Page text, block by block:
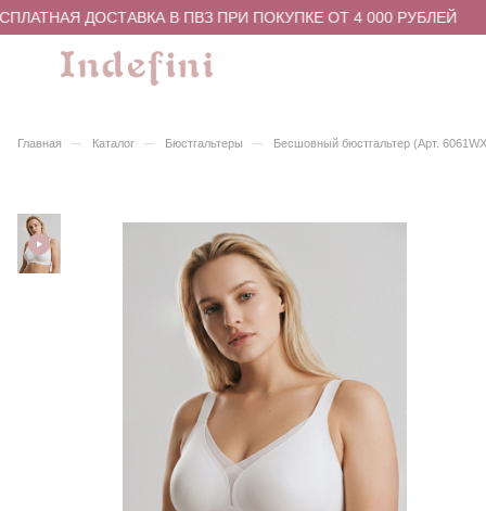
ДОСТАВКА В ПВЗ ПРИ ПОКУПКЕ ОТ 4 000 РУБЛЕЙ
Главная – Каталог – Бюстгальтеры – Бесшовный бюстгальтер (Арт.